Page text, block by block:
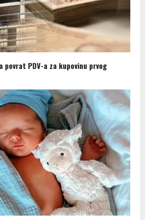
povrat PDV-a za kupovinu prvog